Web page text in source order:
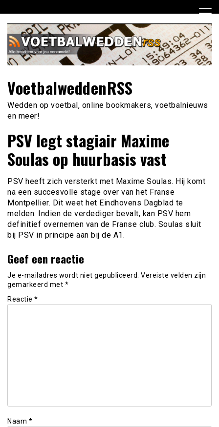
naar
inhoud
VoetbalweddenRSS
Wedden op voetbal, online bookmakers, voetbalnieuws
en meer!
PSV legt stagiair Maxime
Soulas op huurbasis vast
PSV heeft zich versterkt met Maxime Soulas. Hij komt
na een succesvolle stage over van het Franse
Montpellier. Dit weet het Eindhovens Dagblad te
melden. Indien de verdediger bevalt, kan PSV hem
definitief overnemen van de Franse club. Soulas sluit
bij PSV in principe aan bij de A1.
Geef een reactie
Je e-mailadres wordt niet gepubliceerd. Vereiste velden zijn
gemarkeerd met *
Reactie *
Naam *